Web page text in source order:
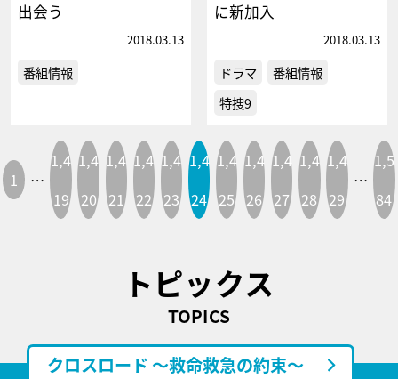
出会う
2018.03.13
番組情報
に新加入
2018.03.13
ドラマ
番組情報
特捜9
1 …
1,4
19
1,4
20
1,4
21
1,4
22
1,4
23
1,4
24
1,4
25
1,4
26
1,4
27
1,4
28
1,4
29
…
1,5
84
トピックス
TOPICS
クロスロード ～救命救急の約束～